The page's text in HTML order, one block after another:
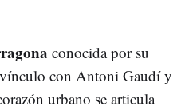
conocida por su
con Antoni Gaudí y
urbano se articula